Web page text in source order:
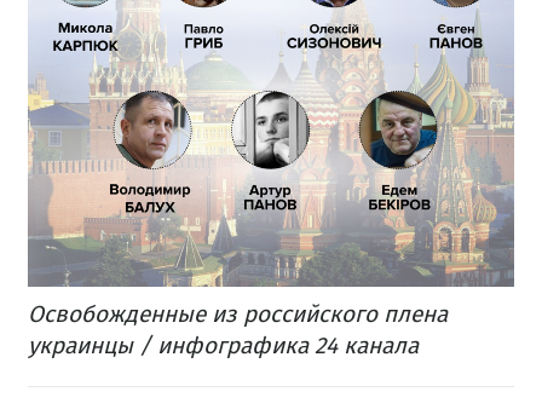
Освобожденные из российского плена
украинцы / инфографика 24 канала